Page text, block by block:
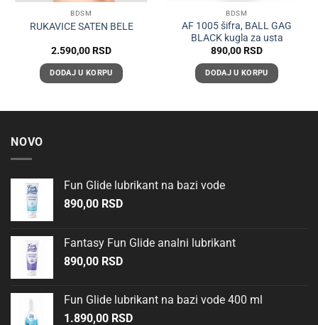
BDSM
RUKAVICE SATEN BELE
2.590,00RSD
DODAJ U KORPU
BDSM
AF 1005 šifra, BALL GAG
BLACK kugla za usta
890,00RSD
DODAJ U KORPU
NOVO
Fun Glide lubrikant na bazi vode
890,00 RSD
Fantasy Fun Glide analni lubrikant
890,00 RSD
Fun Glide lubrikant na bazi vode 400 ml
1.890,00 RSD